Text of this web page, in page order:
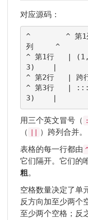
对应源码：
^        ^ 第1
列     ^
^ 第1行   |
3)    |
^ 第2行   | 跨
^ 第3行   |
3)    |
用三个英文冒号（
（ || ）跨列合并。
表格的每一行都由
它们隔开。它们的
粗 。
空格数量决定了单
反方向加至少两个
至少两个空格；反